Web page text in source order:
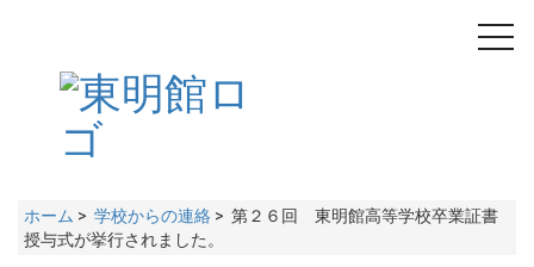
ホーム > 学校からの連絡 > 第２６回 東明館高等学校卒業証書
授与式が挙行されました。